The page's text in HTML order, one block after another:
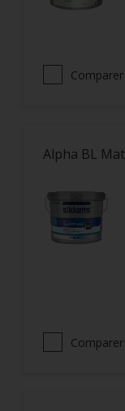
Comparer
Alpha BL
Comparer